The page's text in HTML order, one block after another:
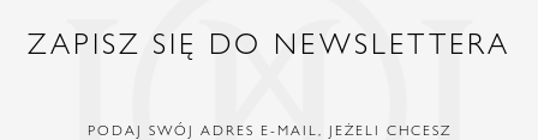
ZAPISZ SIĘ DO NEWSLETTERA
PODAJ SWÓJ ADRES E-MAIL, JEŻELI CHCESZ